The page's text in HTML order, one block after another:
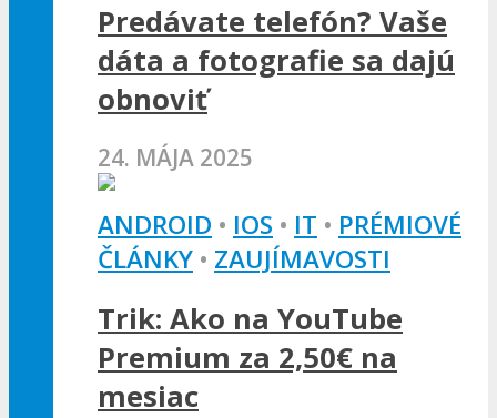
Predávate telefón? Vaše
dáta a fotografie sa dajú
obnoviť
24. MÁJA 2025
ANDROID • IOS • IT • PRÉMIOVÉ
ČLÁNKY • ZAUJÍMAVOSTI
Trik: Ako na YouTube
Premium za 2,50€ na
mesiac